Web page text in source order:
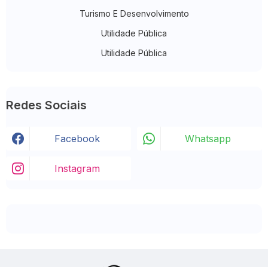
Turismo E Desenvolvimento
Utilidade Pública
Utilidade Pública
Redes Sociais
Facebook Whatsapp
Instagram